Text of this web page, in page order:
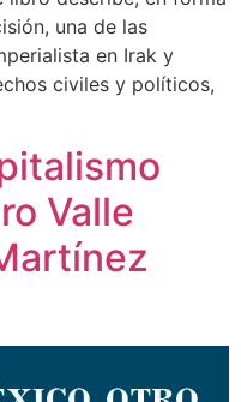
una de las
en Irak y
civiles y políticos,
Valle